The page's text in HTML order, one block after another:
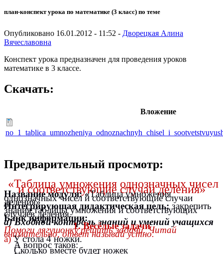
план-конспект урока по математике (3 класс) по теме
Опубликовано 16.01.2012 - 11:52 - Дворецкая Алина
Вячеславовна
Конспект урока предназначен для проведения уроков
математике в 3 классе.
Скачать:
Вложение
Предварительный просмотр:
«Таблица умножения однозначных чисел
и соответствующие случаи деления»
Название модуля: «Таблица умножения
однозначных чисел и соответствующие случаи
деления»
Интегрирующая дидактическая цель: закрепить
знания таблицы умножения и соответствующих
случаев деления.
Банк информации:
а) Входной контроль знаний и умений учащихся
1. Весёлые задачи
Помоги лягушонку решить задачи. Читай
внимательно, ответ называй устно.
а)У стола 4 ножки.
А вопрос таков:
Сколько вместе будет ножек